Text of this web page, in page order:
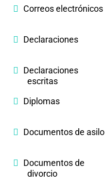
Correos electrónicos
Declaraciones
Declaraciones
escritas
Diplomas
Documentos de asilo
Documentos de
divorcio